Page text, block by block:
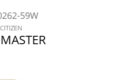
59W
CITIZEN